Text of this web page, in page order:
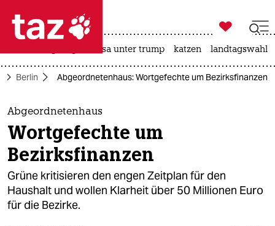
 taz zahl ich
taz zahl ich
themen
politik
öko
gesellschaft

taz zahl ich
usa unter trump katzen landtagswahl
Berlin Abgeordnetenhaus: Wortgefechte um Bezirksfinanzen
Abgeordnetenhaus
Wortgefechte um
Bezirksfinanzen
Grüne kritisieren den engen Zeitplan für den
Haushalt und wollen Klarheit über 50 Millionen Euro
für die Bezirke.